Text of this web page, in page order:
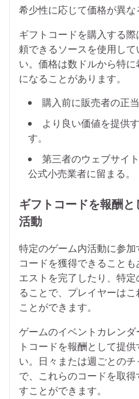
希少性に応じて価格が異な
ギフトコードを購入する
頼できるソースを使用し
い。価格は数ドルから特
になることがあります。
購入前に販売者の正
より良い価値を提供
す。
第三者のウェブサイ
公式小売業者に留まる。
ギフトコードを報酬
活動
特定のゲーム内活動に参
コードを獲得できること
エストを完了したり、特
ることで、プレイヤーは
ことができます。
ゲームのイベントカレン
トコードを報酬として提
い。日々または週ごとの
で、これらのコードを取
すことができます。